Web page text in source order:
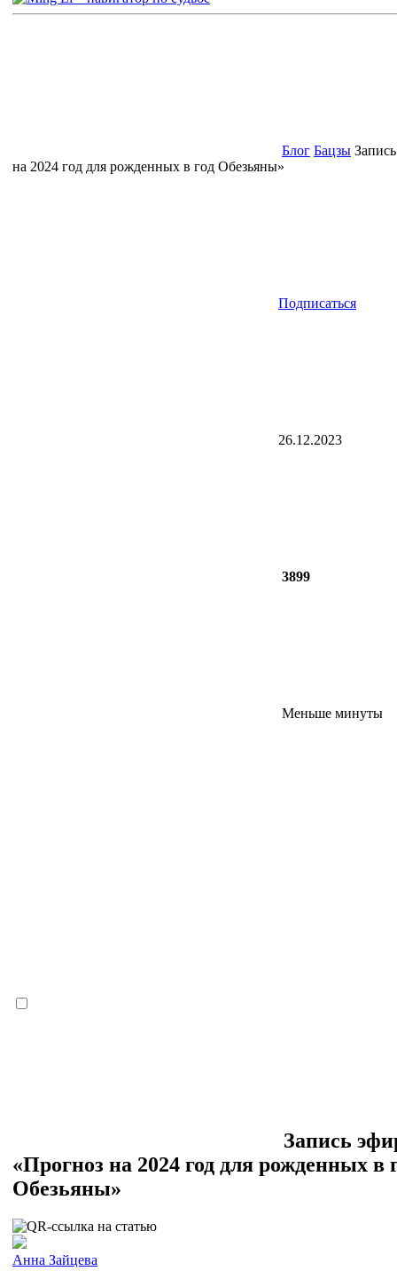
Блог Бацзы
на 2024 год для рожденных в год Обезьяны»
Подписаться
26.12.2023
3899
Меньше минуты
Запись
«Прогноз на 2024 год для рожденных в
Обезьяны»
Анна Зайцева